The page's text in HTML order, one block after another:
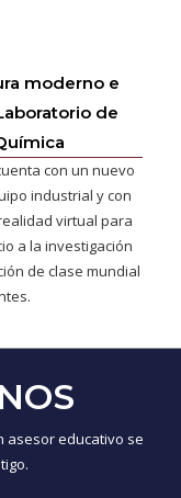
moderno e
de
con un nuevo
industrial y con
virtual para
a la investigación
de clase mundial
asesor educativo se